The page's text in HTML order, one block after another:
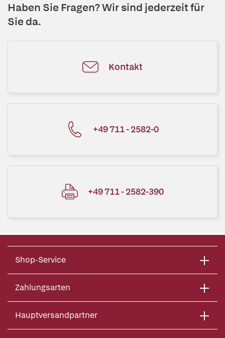
Haben Sie Fragen? Wir sind jederzeit für
Sie da.
Kontakt
+49 711 - 2582-0
+49 711 - 2582-390
Shop-Service
Zahlungsarten
Hauptversandpartner